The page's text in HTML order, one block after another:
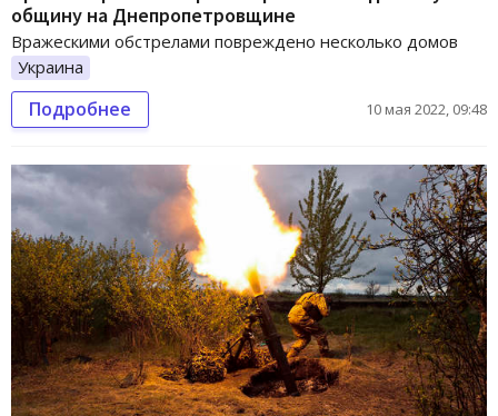
общину на Днепропетровщине
Вражескими обстрелами повреждено несколько домов
Украина
Подробнее 10 мая 2022, 09:48